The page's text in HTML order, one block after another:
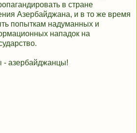
в стране
Азербайджана, и в то же время
попыткам надуманных и
нападок на
- азербайджанцы!